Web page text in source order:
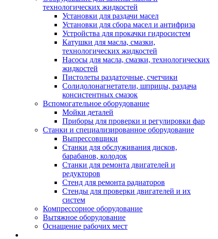
технологических жидкостей
Установки для раздачи масел
Установки для сбора масел и антифриза
Устройства для прокачки гидросистем
Катушки для масла, смазки,
технологических жидкостей
Насосы для масла, смазки, технологических
жидкостей
Пистолеты раздаточные, счетчики
Солидолонагнетатели, шприцы, раздача
консистентных смазок
Вспомогательное оборудование
Мойки деталей
Приборы для проверки и регулировки фар
Станки и специализированное оборудование
Выпрессовщики
Станки для обслуживания дисков,
барабанов, колодок
Станки для ремонта двигателей и
редукторов
Стенд для ремонта радиаторов
Стенды для проверки двигателей и их
систем
Компрессорное оборудование
Вытяжное оборудование
Оснащение рабочих мест